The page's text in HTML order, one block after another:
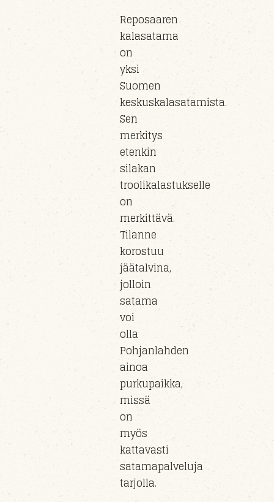
Reposaaren
kalasatama
on
yksi
Suomen
keskuskalasatamista.
Sen
merkitys
etenkin
silakan
troolikalastukselle
on
merkittävä.
Tilanne
korostuu
jäätalvina,
jolloin
satama
voi
olla
Pohjanlahden
ainoa
purkupaikka,
missä
on
myös
kattavasti
satamapalveluja
tarjolla.